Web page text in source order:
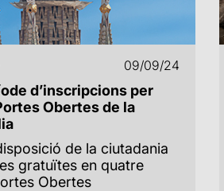
09/09/24
d’inscripcions per
Obertes de la
de la ciutadania
gratuïtes en quatre
Obertes